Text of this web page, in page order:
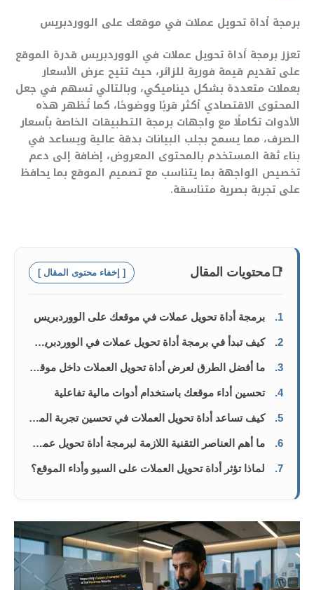
برمجة أداة تحويل عملات في موقعك على الووردبريس
تعزز برمجة أداة تحويل عملات في الووردبريس قدرة الموقع
على تقديم قيمة فورية للزائر، حيث تتيح عرض الأسعار
بعملات متعددة بشكل ديناميكي، وبالتالي تسهم في جعل
المحتوى الاقتصادي أكثر قربًا ووضوحًا، كما تُظهر هذه
الأدوات تكاملًا مع واجهات برمجة التطبيقات الخاصة بأسعار
الصرف، مما يسمح بجلب البيانات بدقة عالية ويساعد في
بناء ثقة المستخدم بالمحتوى المعروض، إضافة إلى دعم
تخصيص الواجهة بما يتناسب مع تصميم الموقع بما يحافظ
على تجربة بصرية متناسقة.
📑 محتويات المقال [ إخفاء محتوى المقال ]
1. برمجة أداة تحويل عملات في موقعك على الووردبريس
2. كيف تبدأ في برمجة أداة تحويل عملات في الووردبريس خطوة بخطوة؟
3. ما أفضل الطرق لعرض أداة تحويل العملات داخل موقعك؟
4. تحسين أداء موقعك باستخدام أدوات مالية تفاعلية
5. كيف تساعد أداة تحويل العملات في تحسين تجربة المستخدم داخل الووردبريس؟
6. ما أهم العناصر التقنية اللازمة لبرمجة أداة تحويل عملات احترافية؟
7. لماذا تؤثر أداة تحويل العملات على السيو وأداء الموقع؟